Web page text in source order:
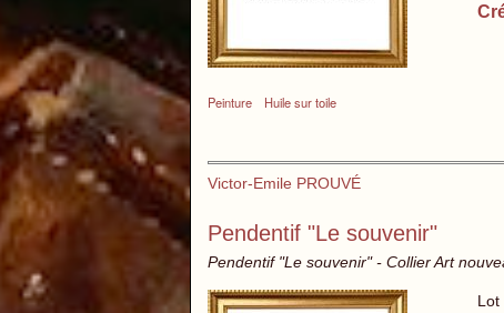
Peinture Huile sur toile
Victor-Emile PROUVÉ
Pendentif "Le souvenir"
Pendentif "Le souvenir" - Collier Art